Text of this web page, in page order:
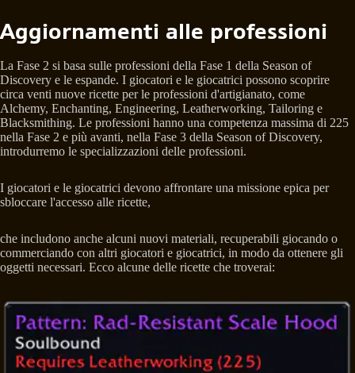
Aggiornamenti alle professioni
La Fase 2 si basa sulle professioni della Fase 1 della Season of
Discovery e le espande. I giocatori e le giocatrici possono scoprire
circa venti nuove ricette per le professioni d'artigianato, come
Alchemy, Enchanting, Engineering, Leatherworking, Tailoring e
Blacksmithing. Le professioni hanno una competenza massima di 225
nella Fase 2 e più avanti, nella Fase 3 della Season of Discovery,
introdurremo le specializzazioni delle professioni.
I giocatori e le giocatrici devono affrontare una missione epica per
sbloccare l'accesso alle ricette,
che includono anche alcuni nuovi materiali, recuperabili giocando o
commerciando con altri giocatori e giocatrici, in modo da ottenere gli
oggetti necessari. Ecco alcune delle ricette che troverai: